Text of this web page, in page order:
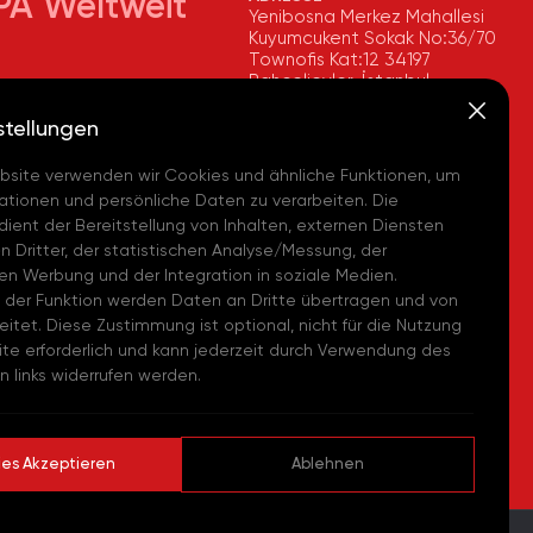
Weltweit
- (TR)
Avrupa Lojistik
- (TR)
US - (USA)
Iberia, S. L.
Yenibosna Merkez Mahallesi
Kuyumcukent Sokak No:36/70
Townofis Kat:12 34197
Bahçelievler, İstanbul,
FAX
+90 212 580 55 21
E-MAIL
info@akpakimya.com
WEBSITE
https://akpakimya.com/
verwenden wir Cookies und ähnliche Funktionen, um
und persönliche Daten zu verarbeiten. Die
der Bereitstellung von Inhalten, externen Diensten
Dritter, der statistischen Analyse/Messung, der
Werbung und der Integration in soziale Medien.
der Funktion werden Daten an Dritte übertragen und von
Diese Zustimmung ist optional, nicht für die Nutzung
erforderlich und kann jederzeit durch Verwendung des
links widerrufen werden.
Akzeptieren Ablehnen